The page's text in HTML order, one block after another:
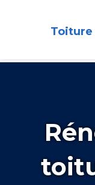
Toiture